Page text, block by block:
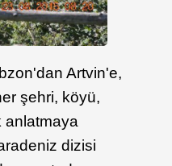
Artvin'e,
şehri, köyü,
anlatmaya
dizisi